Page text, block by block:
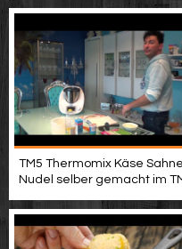
TM5 Thermomix Käse Sahne
Nudel selber gemacht im